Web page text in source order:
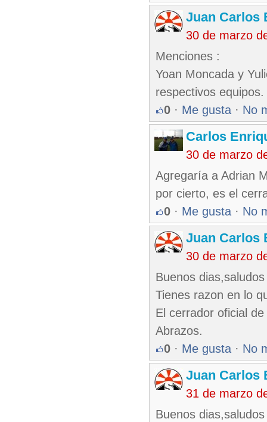
Juan Carlos
30 de marzo
Menciones :
Yoan Moncada y
respectivos equipos.
0 · Me gusta · No
Carlos
30 de marzo
Agregaría a Adrian
por cierto, es el
0 · Me gusta · No
Juan Carlos
30 de marzo
Buenos
Tienes razon en lo
El cerrador oficial
Abrazos.
0 · Me gusta · No
Juan Carlos
31 de marzo
Buenos